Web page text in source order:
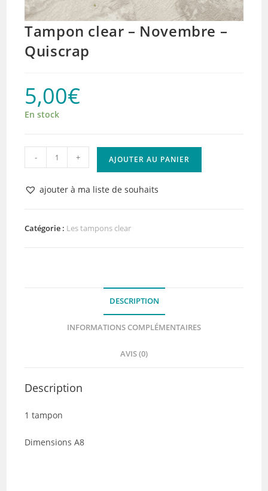
Tampon clear – Novembre –
Quiscrap
5,00€
En stock
quantité
de
Tampon
clear
Novembre
- + AJOUTER AU PANIER
ajouter à ma liste de souhaits
Catégorie : Les tampons clear
DESCRIPTION
INFORMATIONS COMPLÉMENTAIRES
AVIS (0)
Description
1 tampon
Dimensions A8